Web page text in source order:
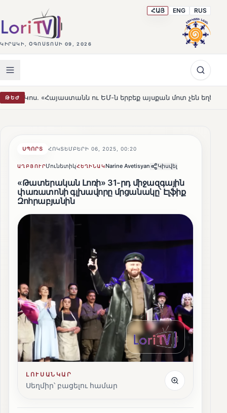
ԿԻՐԱԿԻ, ՕԳՈՍՏՈՍԻ 09, 2026
ՀԱՅ ENG RUS
ԹԵԺ ու ԵՄ-ն երբեք այսքան մոտ չեն եղել» HOT
ՍՊՈՐՏ ՀՈԿՏԵՄԲԵՐԻ 06, 2025, 00:20
ԱՂԲՅՈՒՐՄունետիկՀԵՂԻՆԱԿNarine Avetisyan Կիսվել
«Թատերական Լոռի» 31-րդ միջազգային
փառատոնի գլխավորը մրցանակը՝ Էլֆիք
Զոհրաբյանին
ԼՈՒՍԱՆԿԱՐ
Սեղմիր՝ բացելու համար